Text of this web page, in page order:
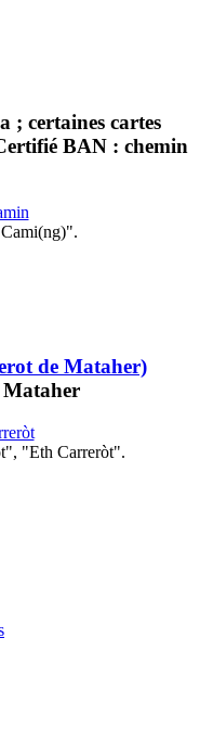
; certaines cartes
BAN : chemin
de Mataher)
"Eth Carreròt".